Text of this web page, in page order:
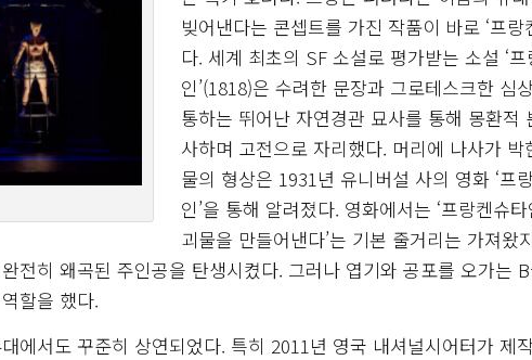
빚어낸다는 콘셉트를 가진 작품이 바로 ‘프랑
다. 세계 최초의 SF 소설로 평가받는 소설 ‘
인’(1818)은 수려한 문장과 그로테스크한 심
통하는 뛰어난 자연경관 묘사를 통해 몽환적
사하며 고전으로 자리했다. 머리에 나사가 박
물의 형상은 1931년 유니버설 사의 영화 ‘프
인’을 통해 알려졌다. 영화에서는 ‘프랑켄슈
괴물을 만들어낸다’는 기본 줄거리는 가져왔
전히 왜곡된 주인공을 탄생시켰다. 그러나 엽기와 공포를 오가는
할을 했다.
에서도 꾸준히 상연되었다. 특히 2011년 영국 내셔널시어터가 제